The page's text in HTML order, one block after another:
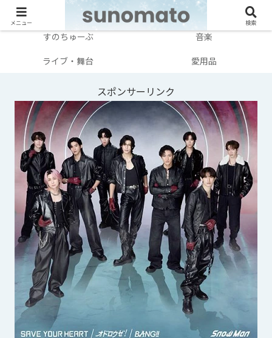
メンバー別
テレビ・映画
すのちゅーぶ
音楽
ライブ・舞台
愛用品
スポンサーリンク
メニュー 検索